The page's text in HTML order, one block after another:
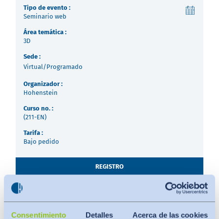
Consentimiento Detalles Acerca de las cookies
Việt Nam
中国 Prensa (EN)
Tipo de evento :
Seminario web
Área temática :
3D
Sede :
Virtual/Programado
Organizador :
Hohenstein
Curso no. :
(211-EN)
Tarifa :
Bajo pedido
REGISTRO
Seminario web bajo demanda:
Las imágenes de alta calidad para ventas y marketing no